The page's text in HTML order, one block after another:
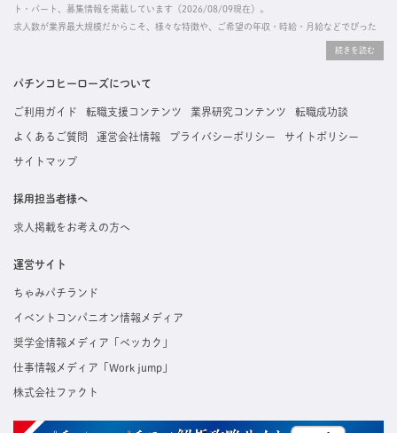
ト・パート、募集情報を掲載しています（2026/08/09現在）。
求人数が業界最大規模だからこそ、様々な特徴や、ご希望の年収・時給・月給などでぴった
掲載している求人は、すべて契約法人様から寄せられた正規の求人情報です。応募いただい
た内容はすぐに直接事業所に届くためスムーズに転職・復職できます。
パチンコヒーローズについて
ご利用ガイド 転職支援コンテンツ 業界研究コンテンツ 転職成功談
よくあるご質問 運営会社情報 プライバシーポリシー サイトポリシー
サイトマップ
採用担当者様へ
求人掲載をお考えの方へ
運営サイト
ちゃみパチランド
イベントコンパニオン情報メディア
奨学金情報メディア「ベッカク」
仕事情報メディア「Work jump」
株式会社ファクト